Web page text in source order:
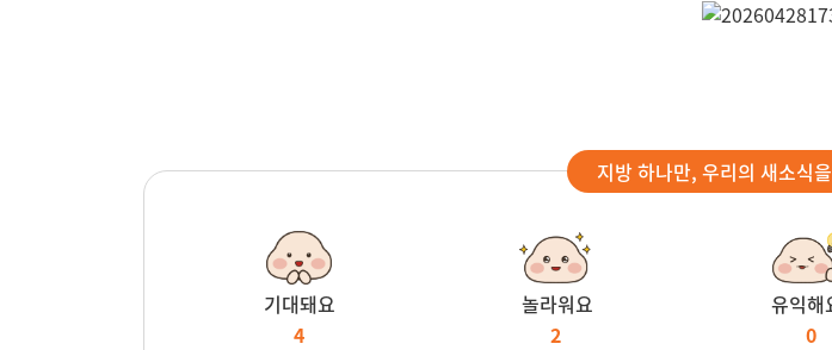
지방 하나만, 우리의 새소식
기대돼요
4
놀라워요
2
유익해
0